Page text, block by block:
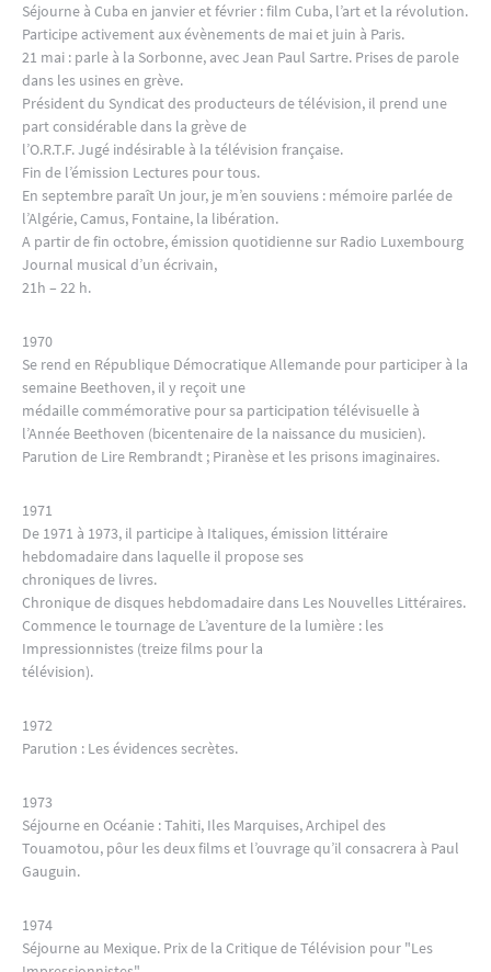
Séjourne à Cuba en janvier et février : film Cuba, l’art et la révolution.
Participe activement aux évènements de mai et juin à Paris.
21 mai : parle à la Sorbonne, avec Jean Paul Sartre. Prises de parole
dans les usines en grève.
Président du Syndicat des producteurs de télévision, il prend une
part considérable dans la grève de
l’O.R.T.F. Jugé indésirable à la télévision française.
Fin de l’émission Lectures pour tous.
En septembre paraît Un jour, je m’en souviens : mémoire parlée de
l’Algérie, Camus, Fontaine, la libération.
A partir de fin octobre, émission quotidienne sur Radio Luxembourg
Journal musical d’un écrivain,
21h – 22 h.
1970
Se rend en République Démocratique Allemande pour participer à la
semaine Beethoven, il y reçoit une
médaille commémorative pour sa participation télévisuelle à
l’Année Beethoven (bicentenaire de la naissance du musicien).
Parution de Lire Rembrandt ; Piranèse et les prisons imaginaires.
1971
De 1971 à 1973, il participe à Italiques, émission littéraire
hebdomadaire dans laquelle il propose ses
chroniques de livres.
Chronique de disques hebdomadaire dans Les Nouvelles Littéraires.
Commence le tournage de L’aventure de la lumière : les
Impressionnistes (treize films pour la
télévision).
1972
Parution : Les évidences secrètes.
1973
Séjourne en Océanie : Tahiti, Iles Marquises, Archipel des
Touamotou, pôur les deux films et l’ouvrage qu’il consacrera à Paul
Gauguin.
1974
Séjourne au Mexique. Prix de la Critique de Télévision pour "Les